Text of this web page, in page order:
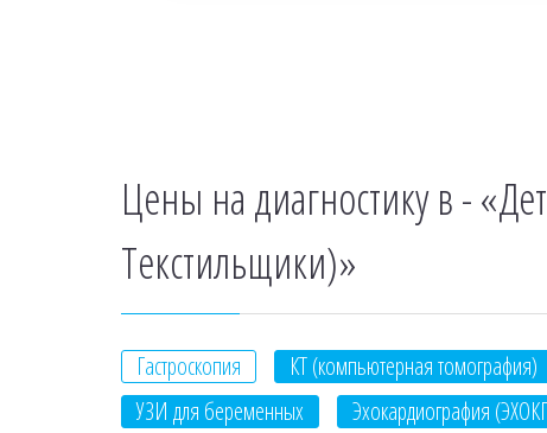
Цены на диагностику в -
Текстильщики)»
Гастроскопия КТ (компьютерная томография)
УЗИ для беременных
Эхокардиография